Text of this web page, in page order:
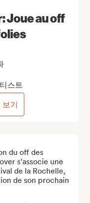
du off des
s’associe une
de la Rochelle,
de son prochain
Joue au off
스트
보기